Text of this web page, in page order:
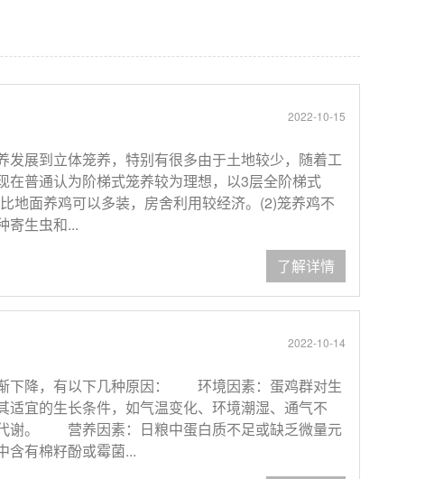
2022-10-15
发展到立体笼养，特别有很多由于土地较少，随着工
在普通认为阶梯式笼养较为理想，以3层全阶梯式
地面养鸡可以多装，房舍利用较经济。(2)笼养鸡不
寄生虫和...
了解详情
2022-10-14
下降，有以下几种原因： 环境因素：蛋鸡群对生
适宜的生长条件，如气温变化、环境潮湿、通气不
谢。 营养因素：日粮中蛋白质不足或缺乏微量元
含有棉籽酚或霉菌...